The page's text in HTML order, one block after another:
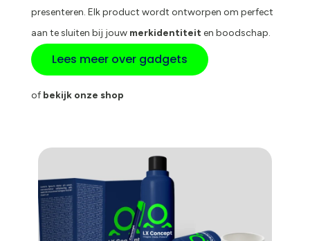
presenteren. Elk product wordt ontworpen om perfect
aan te sluiten bij jouw merkidentiteiten boodschap.
Lees meer over gadgets
ofbekijk onze shop